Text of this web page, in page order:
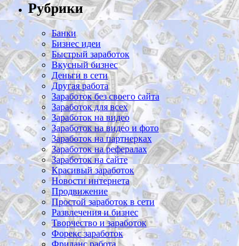
Рубрики
Банки
Бизнес идеи
Быстрый заработок
Вкусный бизнес
Деньги в сети
Другая работа
Заработок без своего сайта
Заработок для всех
Заработок на видео
Заработок на видео и фото
Заработок на партнерках
Заработок на рефералах
Заработок на сайте
Красивый заработок
Новости интернета
Продвижение
Простой заработок в сети
Развлечения и бизнес
Творчество и заработок
Форекс заработок
Фриланс работа